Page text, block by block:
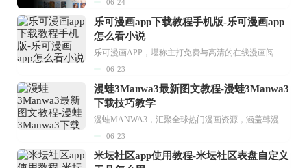
06-24
乐可漫画app下载教程手机版-乐可漫画app
怎么看小说
乐可漫画APP，堪称主打免费与高清的在线漫画阅读神器。其官方版提供海量完整版漫画资源，无论是国内漫画，还是日漫、韩漫、台漫、美漫等国外漫画，应有尽有，随时供你阅读。只需轻点一下，便能直接进入阅读界面。不仅如此，乐可漫画最新版本更新速度极快，在这里，你总能抢先看到全网一手漫画章节内容！...
06-23
漫蛙3Manwa3最新图文教程-漫蛙3Manwa3
下载技巧教学
漫蛙MANWA3，汇聚全球热门漫画资源，涵盖韩漫、欧美漫画、国漫等多种类型，题材丰富多样，全方位满足用户阅读喜好。它不仅是阅读平台，更是创作平台，为广大用户打造零门槛创作环境。...
06-23
米坛社区app使用教程-米坛社区表盘自定义